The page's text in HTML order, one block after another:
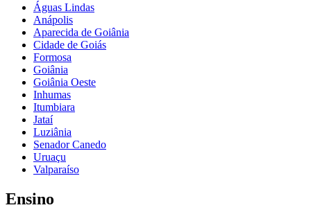
Águas Lindas
Anápolis
Aparecida de Goiânia
Cidade de Goiás
Formosa
Goiânia
Goiânia Oeste
Inhumas
Itumbiara
Jataí
Luziânia
Senador Canedo
Uruaçu
Valparaíso
Ensino